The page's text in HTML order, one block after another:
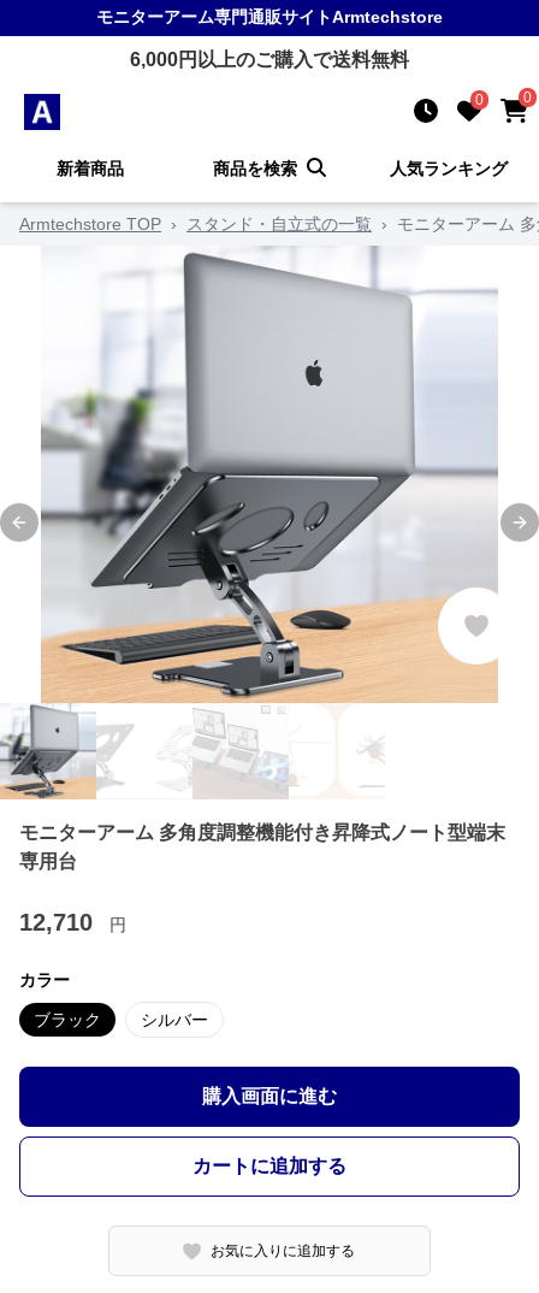
モニターアーム専門通販サイトArmtechstore
6,000円以上のご購入で送料無料
0 0
新着商品 商品を検索 人気ランキング
Armtechstore TOP › スタンド・自立式の一覧 › モニターアーム
Previous slide
モニターアーム 多角度調整機能付き昇降式ノート型端末
専用台
12,710 円
カラー
ブラック シルバー
購入画面に進む
カートに追加する
お気に入りに追加する